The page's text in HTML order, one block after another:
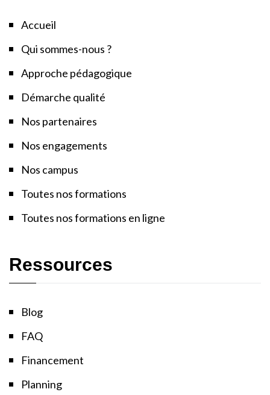
Accueil
Qui sommes-nous ?
Approche pédagogique
Démarche qualité
Nos partenaires
Nos engagements
Nos campus
Toutes nos formations
Toutes nos formations en ligne
Ressources
Blog
FAQ
Financement
Planning